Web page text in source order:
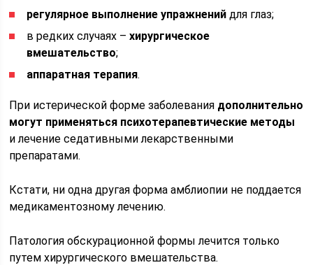
регулярное выполнение упражнений для глаз;
в редких случаях –хирургическое
вмешательство;
аппаратная терапия.
При истерической форме заболевания дополнительно
могут применяться психотерапевтические методы
и лечение седативными лекарственными
препаратами.
Кстати, ни одна другая форма амблиопии не поддается
медикаментозному лечению.
Патология обскурационной формы лечится только
путем хирургического вмешательства.